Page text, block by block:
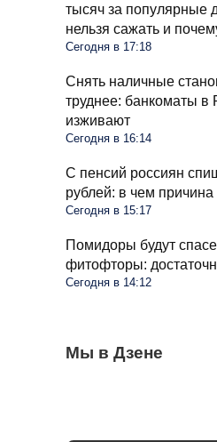
тысяч за популярные
нельзя сажать и
Сегодня в 17:18
Снять наличные
труднее: банкоматы в
изживают
Сегодня в 16:14
С пенсий россиян
рублей: в чем причина
Сегодня в 15:17
Помидоры будут
фитофторы:
Сегодня в 14:12
Мы в Дзене
Очередные новшества
налички с середины
Водителей России ждут
Россияне могут